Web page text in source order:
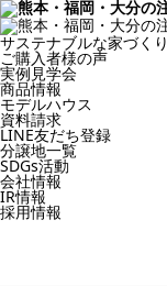
サステナブルな家づくり
ご購入者様の声
実例見学会
商品情報
モデルハウス
資料請求
LINE友だち登録
分譲地一覧
SDGs活動
会社情報
IR情報
採用情報